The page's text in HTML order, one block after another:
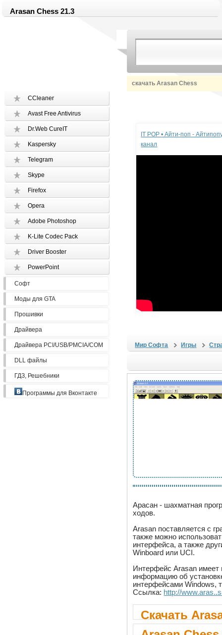
Arasan Chess 21.3
скачать Arasan Chess
CCleaner
Avast Free Antivirus
Dr.Web CureIT
Kaspersky
Telegram
Skype
Firefox
Opera
Adobe Photoshop
K-Lite Codec Pack
Driver Booster
PowerPoint
Софт
Моды для GTA
Прошивки
Драйвера
Драйвера PCI/USB/PMCIA/COM
DLL файлы
ГДЗ, Решебники
Программы для Вконтакте
IT POP • Айти-поп -
канал
Мир Софта Игры
Арасан - шахматная
ходов.
Arasan поставляется с
также можно
интерфейса, а также
Winboard или UCI.
Интерфейс Arasan имеет
информацию об
интерфейсами Windows,
Ссылка: http://
Скачать